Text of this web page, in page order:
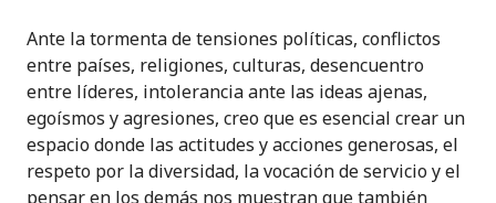
Ante la tormenta de tensiones políticas, conflictos
entre países, religiones, culturas, desencuentro
entre líderes, intolerancia ante las ideas ajenas,
egoísmos y agresiones, creo que es esencial crear un
espacio donde las actitudes y acciones generosas, el
respeto por la diversidad, la vocación de servicio y el
pensar en los demás nos muestran que también